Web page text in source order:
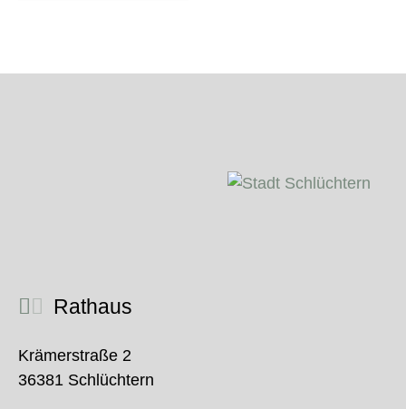
Rathaus
Krämerstraße 2
36381 Schlüchtern